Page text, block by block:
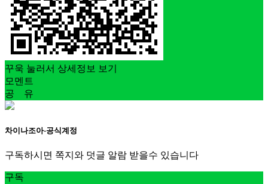
꾸욱 눌러서 상세정보 보기
모멘트
공 유
차이나조아-공식계정
구독하시면 쪽지와 덧글 알람 받을수 있습니다
구독